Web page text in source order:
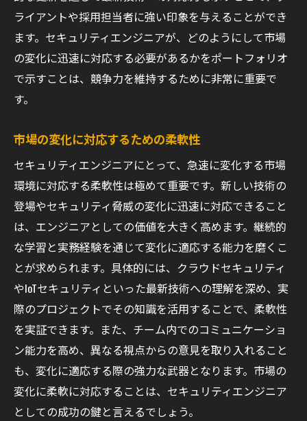
デジタルトランスフォーメーションとセキ
ュリティの課題
AI技術がセキュリティに与える影響
グローバルなセキュリティ標準への適応
信頼構築のためのコミュニケーション戦略
セキュリティポリシーの透明性と実行力
データ漏洩対策の徹底とその成果
顧客データを守るためのベストプラクティ
ス
企業文化におけるセキュリティ認識の向上
セキュリティプロジェクトにおける効果的
な報告方法
ライアントや採用担当者に強い印象を与えることができ
ます。セキュリティエンジニアが、どのようにして市場
の変化に迅速に対応する必要があるかをポートフォリオ
で示すことは、競争力を維持するために非常に重要で
す。
市場の変化に対応するための柔軟性
セキュリティエンジニアにとって、急速に変化する市場
環境に対応する柔軟性は極めて重要です。新しい技術の
登場やセキュリティ脅威の変化に迅速に対応できること
は、エンジニアとしての価値を大きく高めます。継続的
な学習と実務経験を通じて変化に適応する能力を磨くこ
とが求められます。具体的には、クラウドセキュリティ
やIoTセキュリティといった最新技術への理解を深め、実
際のプロジェクトでその知識を活用することで、柔軟性
を実証できます。また、チーム内でのコミュニケーショ
ン能力を高め、異なる視点からの意見を取り入れること
も、変化に適応する際の強力な武器となります。市場の
変化に柔軟に対応することは、セキュリティエンジニア
としての成功の鍵と言えるでしょう。